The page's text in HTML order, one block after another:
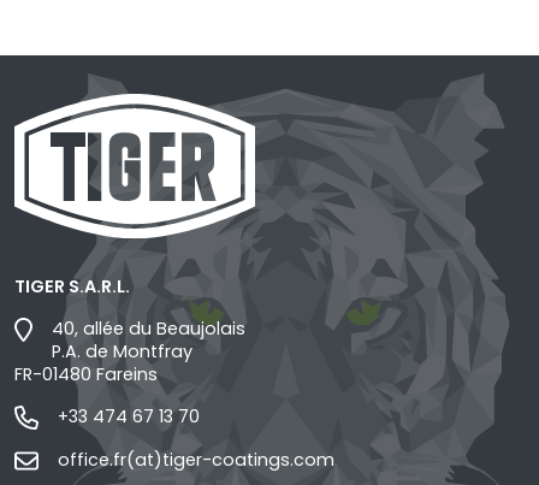
TIGER S.A.R.L.
40, allée du Beaujolais
P.A. de Montfray
FR-01480 Fareins
+33 474 67 13 70
office.fr(at)tiger-coatings.com